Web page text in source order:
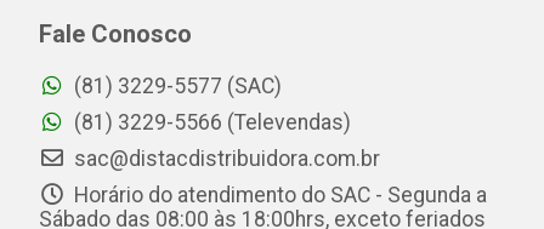
Fale Conosco
(81) 3229-5577 (SAC)
(81) 3229-5566 (Televendas)
sac@distacdistribuidora.com.br
Horário do atendimento do SAC - Segunda a
Sábado das 08:00 às 18:00hrs, exceto feriados